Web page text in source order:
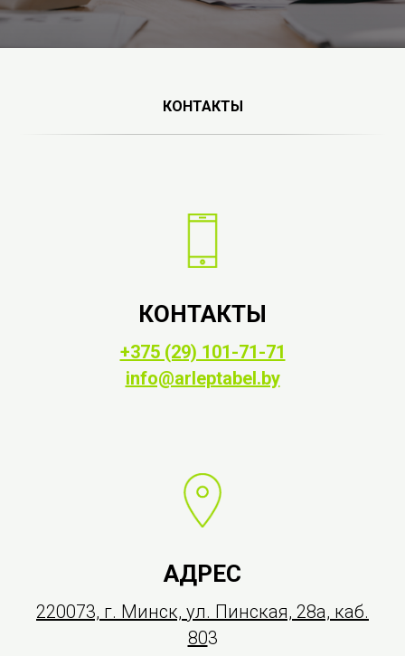
КОНТАКТЫ
КОНТАКТЫ
+375 (29) 101-71-71
info@arleptabel.by
АДРЕС
220073, г. Минск, ул. Пинская, 28а, каб.
803